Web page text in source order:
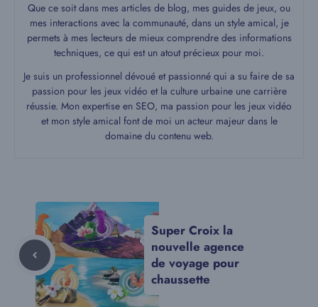
Que ce soit dans mes articles de blog, mes guides de jeux, ou
mes interactions avec la communauté, dans un style amical, je
permets à mes lecteurs de mieux comprendre des informations
techniques, ce qui est un atout précieux pour moi.
Je suis un professionnel dévoué et passionné qui a su faire de sa
passion pour les jeux vidéo et la culture urbaine une carrière
réussie. Mon expertise en SEO, ma passion pour les jeux vidéo
et mon style amical font de moi un acteur majeur dans le
domaine du contenu web.
Super Croix la
nouvelle agence
de voyage pour
chaussette